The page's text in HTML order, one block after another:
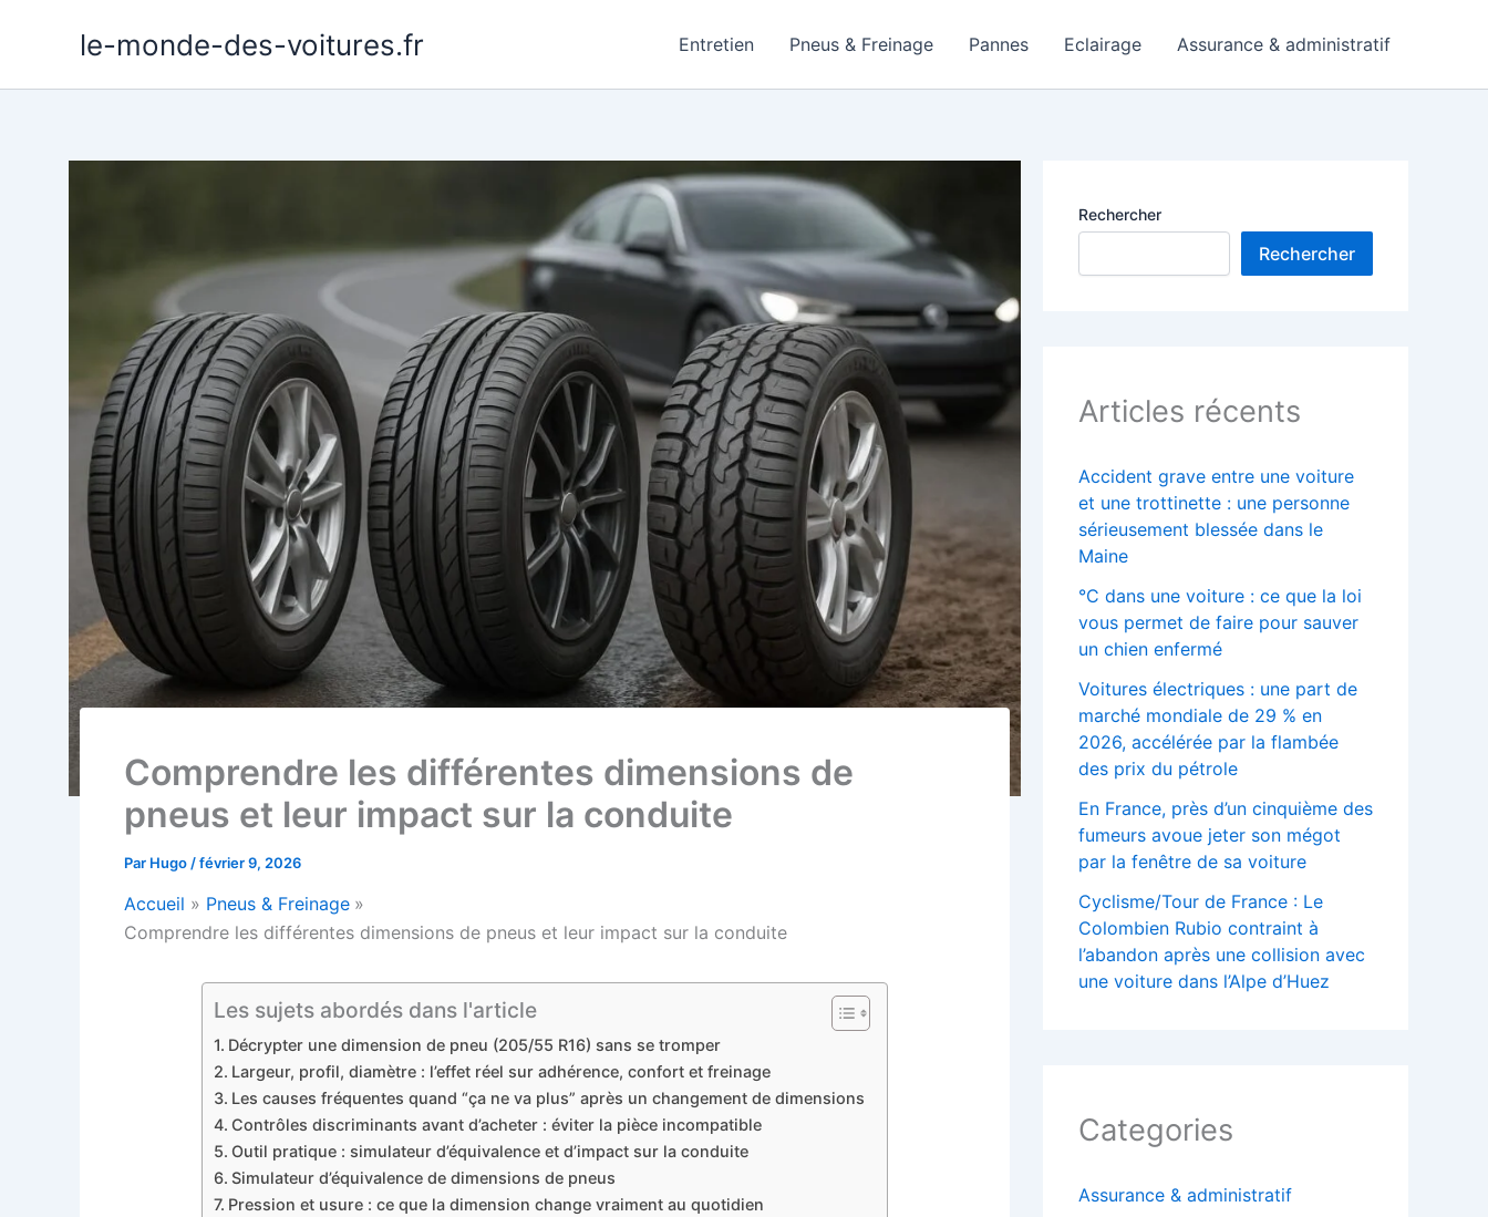
le-monde-des-voitures.fr Entretien Pneus & Freinage Pannes Eclairage Assurance & administratif
Comprendre les différentes dimensions de
pneus et leur impact sur la conduite
Par Hugo /février 9, 2026
Accueil
Pneus & Freinage
Comprendre les différentes dimensions de pneus et leur impact sur la conduite
Les sujets abordés dans l'article
Décrypter une dimension de pneu (205/55 R16) sans se tromper
Largeur, profil, diamètre : l’effet réel sur adhérence, confort et freinage
Les causes fréquentes quand “ça ne va plus” après un changement de dimensions
Contrôles discriminants avant d’acheter : éviter la pièce incompatible
Outil pratique : simulateur d’équivalence et d’impact sur la conduite
Simulateur d’équivalence de dimensions de pneus
Pression et usure : ce que la dimension change vraiment au quotidien
Rechercher
Rechercher
Articles récents
Accident grave entre une voiture
et une trottinette : une personne
sérieusement blessée dans le
Maine
°C dans une voiture : ce que la loi
vous permet de faire pour sauver
un chien enfermé
Voitures électriques : une part de
marché mondiale de 29 % en
2026, accélérée par la flambée
des prix du pétrole
En France, près d’un cinquième des
fumeurs avoue jeter son mégot
par la fenêtre de sa voiture
Cyclisme/Tour de France : Le
Colombien Rubio contraint à
l’abandon après une collision avec
une voiture dans l’Alpe d’Huez
Categories
Assurance & administratif